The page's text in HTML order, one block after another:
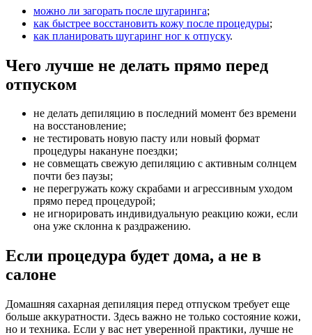
можно ли загорать после шугаринга;
как быстрее восстановить кожу после процедуры;
как планировать шугаринг ног к отпуску.
Чего лучше не делать прямо перед
отпуском
не делать депиляцию в последний момент без времени
на восстановление;
не тестировать новую пасту или новый формат
процедуры накануне поездки;
не совмещать свежую депиляцию с активным солнцем
почти без паузы;
не перегружать кожу скрабами и агрессивным уходом
прямо перед процедурой;
не игнорировать индивидуальную реакцию кожи, если
она уже склонна к раздражению.
Если процедура будет дома, а не в
салоне
Домашняя сахарная депиляция перед отпуском требует еще
больше аккуратности. Здесь важно не только состояние кожи,
но и техника. Если у вас нет уверенной практики, лучше не